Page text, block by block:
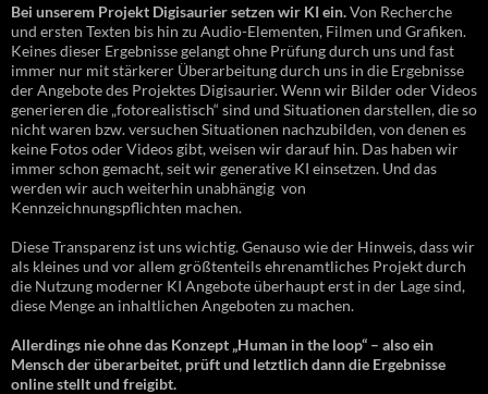
Bei unserem Projekt Digisaurier setzen wir KI ein.Von Recherche
und ersten Texten bis hin zu Audio-Elementen, Filmen und Grafiken.
Keines dieser Ergebnisse gelangt ohne Prüfung durch uns und fast
immer nur mit stärkerer Überarbeitung durch uns in die Ergebnisse
der Angebote des Projektes Digisaurier. Wenn wir Bilder oder Videos
generieren die „fotorealistisch“ sind und Situationen darstellen, die so
nicht waren bzw. versuchen Situationen nachzubilden, von denen es
keine Fotos oder Videos gibt, weisen wir darauf hin. Das haben wir
immer schon gemacht, seit wir generative KI einsetzen. Und das
werden wir auch weiterhin unabhängig von
Kennzeichnungspflichten machen.
Diese Transparenz ist uns wichtig. Genauso wie der Hinweis, dass wir
als kleines und vor allem größtenteils ehrenamtliches Projekt durch
die Nutzung moderner KI Angebote überhaupt erst in der Lage sind,
diese Menge an inhaltlichen Angeboten zu machen.
Allerdings nie ohne das Konzept „Human in the loop“ – also ein
Mensch der überarbeitet, prüft und letztlich dann die Ergebnisse
online stellt und freigibt.